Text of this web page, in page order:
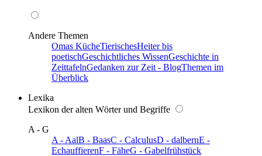
Andere Themen
Omas KücheTierischesHeiter bis
poetischGeschichtliches WissenGeschichte in
ZeittafelnGedanken zur Zeit - BlogThemen im
Überblick
Lexika
Lexikon der alten Wörter und Begriffe
A - G
A - AalB - BaasC - CalculusD - dalbernE -
EchauffierenF - FäheG - Gabelfrühstück